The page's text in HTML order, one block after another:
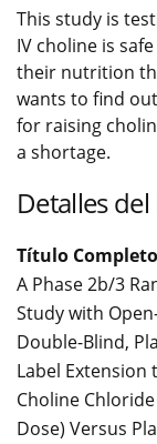
This study is
IV choline is
their nutrition
wants to find
for raising
a shortage.
Detalles
Título Completo
A Phase 2b/3
Study with
Double-Blind,
Label Extension
Choline
Dose) Versus